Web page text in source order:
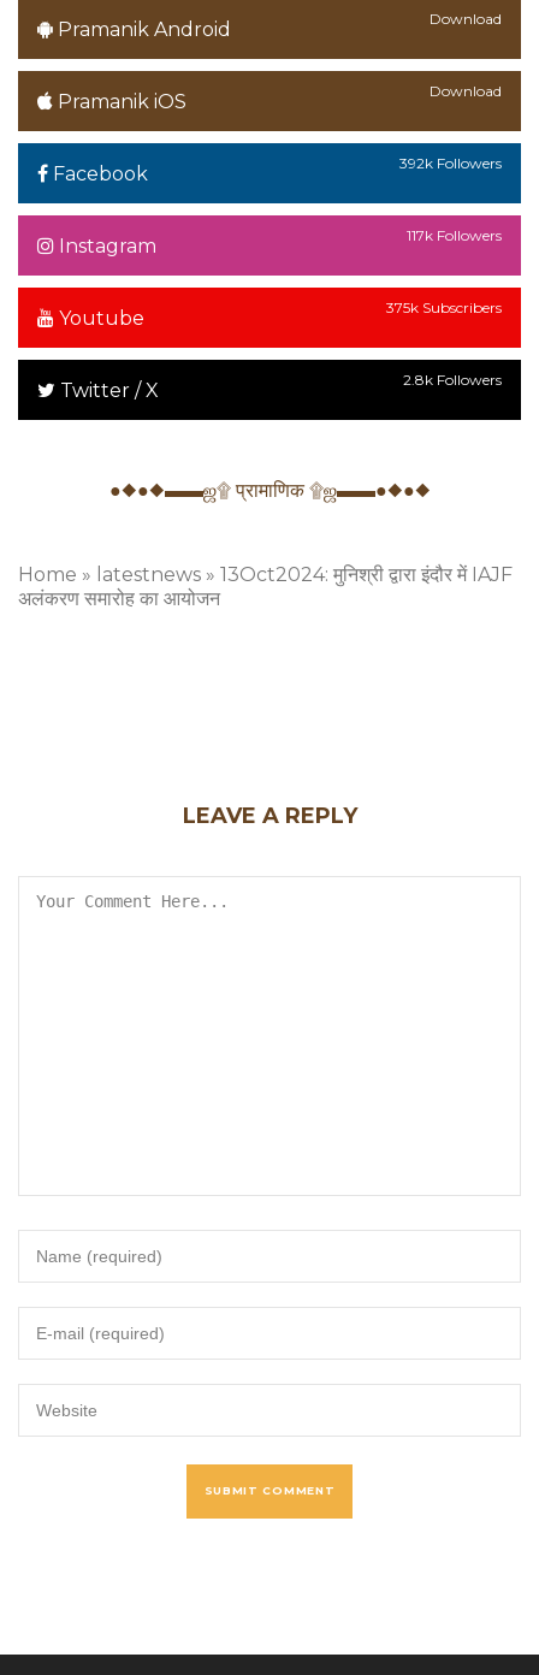
Pramanik Android Download
Pramanik iOS Download
Facebook 392k Followers
Instagram 117k Followers
Youtube 375k Subscribers
Twitter / X 2.8k Followers
●◆●◆▬▬ஜ۩ प्रामाणिक ۩ஜ▬▬●◆●◆
Home » latestnews » 13Oct2024: मुनिश्री द्वारा इंदौर में IAJF
अलंकरण समारोह का आयोजन
LEAVE A REPLY